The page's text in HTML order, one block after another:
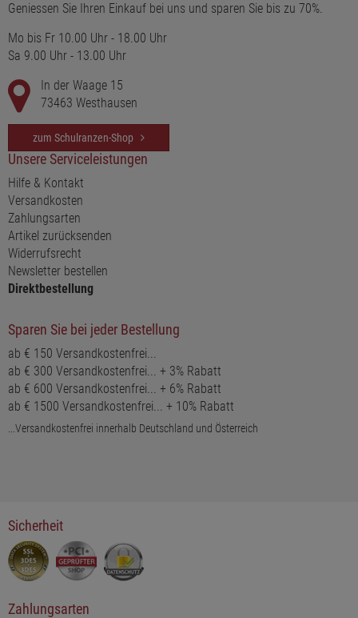
Geniessen Sie Ihren Einkauf bei uns und sparen Sie bis zu 70%.
Mo bis Fr 10.00 Uhr - 18.00 Uhr
Sa 9.00 Uhr - 13.00 Uhr
In der Waage 15
73463 Westhausen
zum Schulranzen-Shop
Unsere Serviceleistungen
Hilfe & Kontakt
Versandkosten
Zahlungsarten
Artikel zurücksenden
Widerrufsrecht
Newsletter bestellen
Direktbestellung
Sparen Sie bei jeder Bestellung
ab € 150 Versandkostenfrei...
ab € 300 Versandkostenfrei... + 3% Rabatt
ab € 600 Versandkostenfrei... + 6% Rabatt
ab € 1500 Versandkostenfrei... + 10% Rabatt
...Versandkostenfrei innerhalb Deutschland und Österreich
Sicherheit
Zahlungsarten